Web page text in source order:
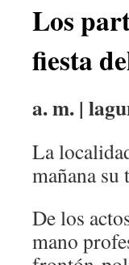
Los
fiesta
a. m. |
La
mañana
De los
mano